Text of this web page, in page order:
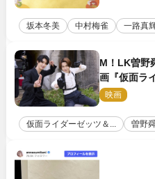
坂本冬美 中村梅雀 一路真
M！LK曽野
画『仮面ラ
バン インフ
映画
仮面ライダーゼッツ＆... 曽野